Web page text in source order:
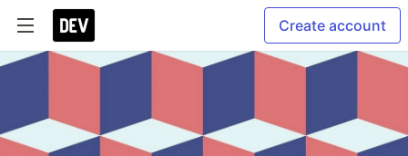
Create account